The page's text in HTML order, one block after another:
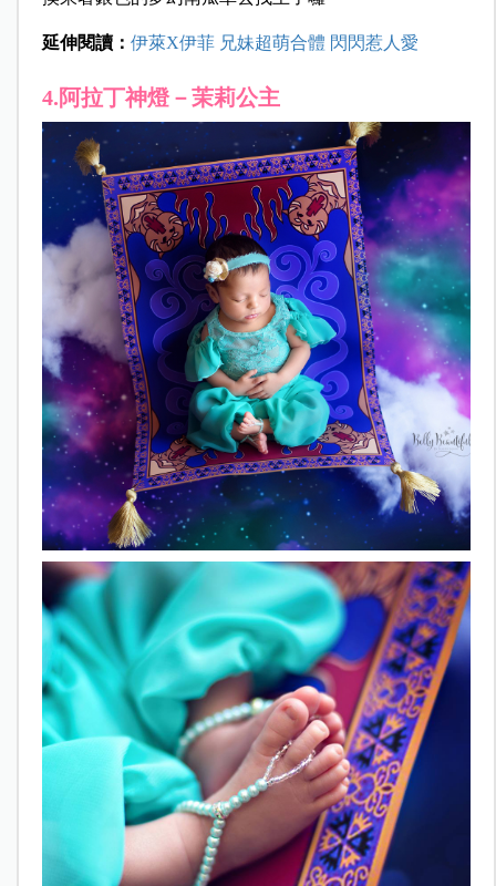
延伸閱讀： 伊萊X伊菲 兄妹超萌合體 閃閃惹人愛
4.阿拉丁神燈－茉莉公主